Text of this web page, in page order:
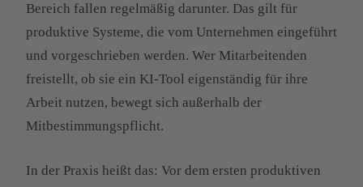
Bereich fallen regelmäßig darunter. Das gilt für
produktive Systeme, die vom Unternehmen eingeführt
und vorgeschrieben werden. Wer Mitarbeitenden
freistellt, ob sie ein KI-Tool eigenständig für ihre
Arbeit nutzen, bewegt sich außerhalb der
Mitbestimmungspflicht.
In der Praxis heißt das: Vor dem ersten produktiven